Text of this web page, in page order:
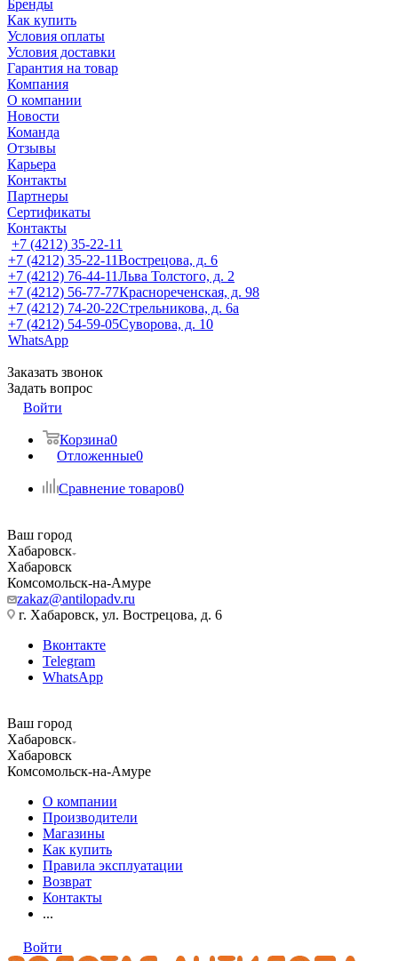
Бренды
Как купить
Условия оплаты
Условия доставки
Гарантия на товар
Компания
О компании
Новости
Команда
Отзывы
Карьера
Контакты
Партнеры
Сертификаты
Контакты
+7 (4212) 35-22-11
+7 (4212) 35-22-11Вострецова, д. 6
+7 (4212) 76-44-11Льва Толстого, д. 2
+7 (4212) 56-77-77Краснореченская, д. 98
+7 (4212) 74-20-22Стрельникова, д. 6а
+7 (4212) 54-59-05Суворова, д. 10
WhatsApp
Заказать звонок
Задать вопрос
Войти
Корзина0
Отложенные0
Сравнение товаров0
Ваш город
Хабаровск
Хабаровск
Комсомольск-на-Амуре
zakaz@antilopadv.ru
г. Хабаровск, ул. Вострецова, д. 6
Вконтакте
Telegram
WhatsApp
Ваш город
Хабаровск
Хабаровск
Комсомольск-на-Амуре
О компании
Производители
Магазины
Как купить
Правила эксплуатации
Возврат
Контакты
...
Войти